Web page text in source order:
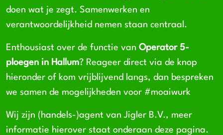
doen wat je zegt. Samenwerken en
verantwoordelijkheid nemen staan centraal.
Enthousiast over de functie van Operator 5-
ploegen in Hallum? Reageer direct via de knop
hieronder of kom vrijblijvend langs, dan bespreken
we samen de mogelijkheden voor #moaiwurk
Wij zijn (handels-)agent van Jigler B.V., meer
informatie hierover staat onderaan deze pagina.